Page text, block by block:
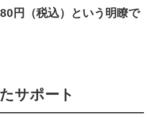
円（税込）という明瞭で
サポート